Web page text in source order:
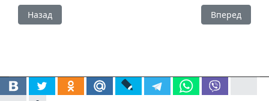
Предыдущий: Торжественная линейка, посвященная
Назад Следующий:
Вперед